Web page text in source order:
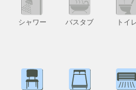
シャワー バスタブ トイ